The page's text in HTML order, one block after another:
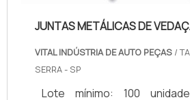
JUNTAS METÁLICAS DE
VITAL INDÚSTRIA DE AUTO PEÇAS /
SERRA - SP
Lote mínimo: 100